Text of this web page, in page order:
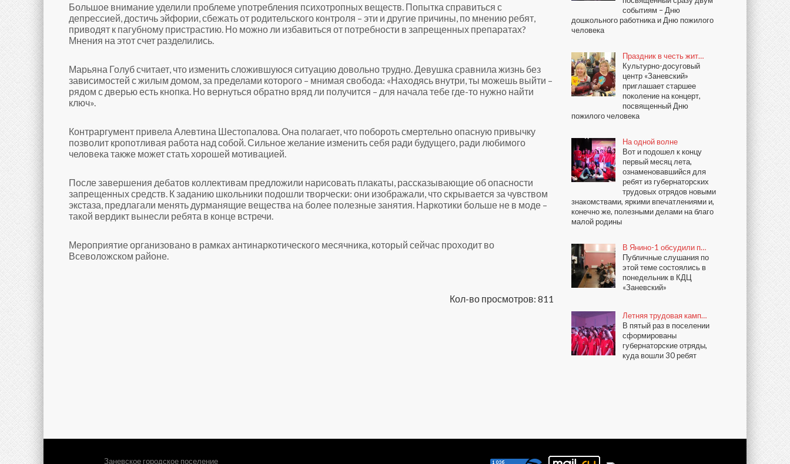
Большое внимание уделили проблеме употребления психотропных веществ. Попытка справиться с
депрессией, достичь эйфории, сбежать от родительского контроля – эти и другие причины, по мнению ребят,
приводят к пагубному пристрастию. Но можно ли избавиться от потребности в запрещенных препаратах?
Мнения на этот счет разделились.
Марьяна Голуб считает, что изменить сложившуюся ситуацию довольно трудно. Девушка сравнила жизнь без
зависимостей с жилым домом, за пределами которого – мнимая свобода: «Находясь внутри, ты можешь выйти –
рядом с дверью есть кнопка. Но вернуться обратно вряд ли получится – для начала тебе где-то нужно найти
ключ».
Контраргумент привела Алевтина Шестопалова. Она полагает, что побороть смертельно опасную привычку
позволит кропотливая работа над собой. Сильное желание изменить себя ради будущего, ради любимого
человека также может стать хорошей мотивацией.
После завершения дебатов коллективам предложили нарисовать плакаты, рассказывающие об опасности
запрещенных средств. К заданию школьники подошли творчески: они изображали, что скрывается за чувством
экстаза, предлагали менять дурманящие вещества на более полезные занятия. Наркотики больше не в моде –
такой вердикт вынесли ребята в конце встречи.
Мероприятие организовано в рамках антинаркотического месячника, который сейчас проходит во
Всеволожском районе.
Кол-во просмотров: 811
событиям – Дню
дошкольного работника и Дню пожилого
человека
Праздник в честь жит…
Культурно-досуговый
центр «Заневский»
приглашает старшее
поколение на концерт,
посвященный Дню
пожилого человека
На одной волне
Вот и подошел к концу
первый месяц лета,
ознаменовавшийся для
ребят из губернаторских
трудовых отрядов новыми
знакомствами, яркими впечатлениями и,
конечно же, полезными делами на благо
малой родины
В Янино-1 обсудили п…
Публичные слушания по
этой теме состоялись в
понедельник в КДЦ
«Заневский»
Летняя трудовая камп…
В пятый раз в поселении
сформированы
губернаторские отряды,
куда вошли 30 ребят
Заневское городское поселение